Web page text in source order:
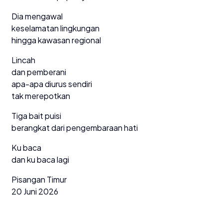
Dia mengawal
keselamatan lingkungan
hingga kawasan regional
Lincah
dan pemberani
apa-apa diurus sendiri
tak merepotkan
Tiga bait puisi
berangkat dari pengembaraan hati
Ku baca
dan ku baca lagi
Pisangan Timur
20 Juni 2026